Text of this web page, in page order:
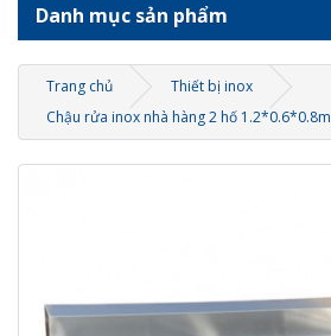
Danh mục sản phẩm
Trang chủ
Thiết bị inox
Chậu rửa inox nhà hàng 2 hố 1.2*0.6*0.8m